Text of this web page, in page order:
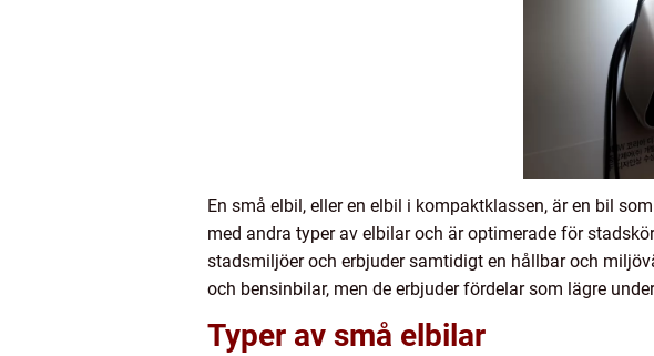
En små elbil, eller en elbil i kompaktklassen, är en bil
med andra typer av elbilar och är optimerade för
stadsmiljöer och erbjuder samtidigt en hållbar och
och bensinbilar, men de erbjuder fördelar som lägre
Typer av små elbilar